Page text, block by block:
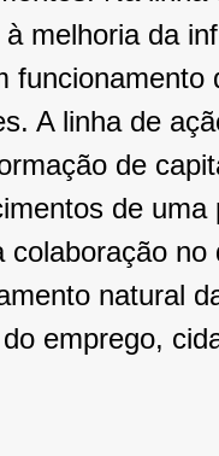
melhoria da
A linha de
de
de
natural
emprego,